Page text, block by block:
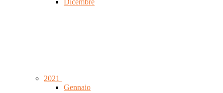
Dicembre
2021
Gennaio